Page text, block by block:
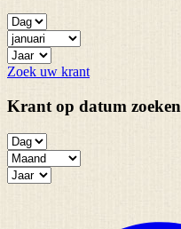
Zoek uw krant
Krant op datum zoeken